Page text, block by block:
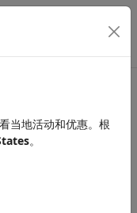
象，并开发定点算法
当地活动和优惠。根
。